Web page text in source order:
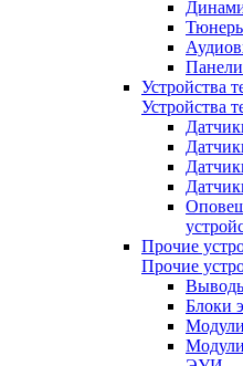
Панели
Устройства
Устройства
Прочие
Прочие
Блоки